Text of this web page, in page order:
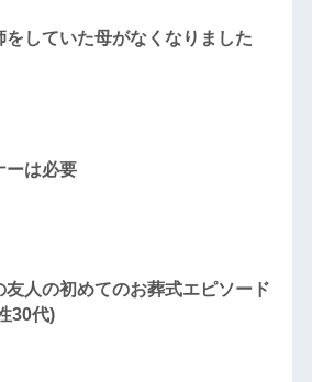
をしていた母がなくなりました
ーは必要
友人の初めてのお葬式エピソード
30代)